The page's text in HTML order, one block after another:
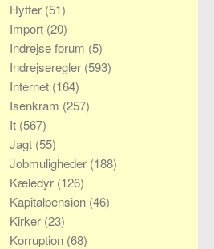
Hytter (51)
Import (20)
Indrejse forum (5)
Indrejseregler (593)
Internet (164)
Isenkram (257)
It (567)
Jagt (55)
Jobmuligheder (188)
Kæledyr (126)
Kapitalpension (46)
Kirker (23)
Korruption (68)